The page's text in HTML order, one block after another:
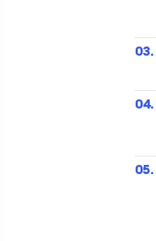
03.
04.
05.